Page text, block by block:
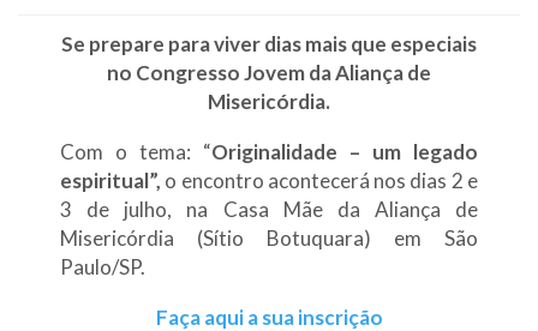
Se prepare para viver dias mais que especiais
no Congresso Jovem da Aliança de
Misericórdia.
Com o tema: “Originalidade – um legado
espiritual”, o encontro acontecerá nos dias 2 e
3 de julho, na Casa Mãe da Aliança de
Misericórdia (Sítio Botuquara) em São
Paulo/SP.
Faça aqui a sua inscrição